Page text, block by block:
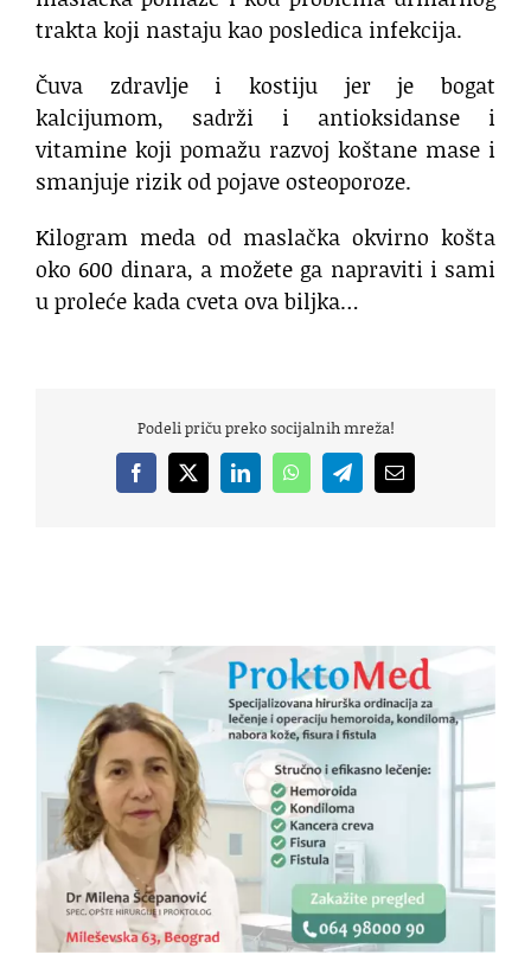
trakta koji nastaju kao posledica infekcija.
Čuva zdravlje i kostiju jer je bogat
kalcijumom, sadrži i antioksidanse i
vitamine koji pomažu razvoj koštane mase i
smanjuje rizik od pojave osteoporoze.
Kilogram meda od maslačka okvirno košta
oko 600 dinara, a možete ga napraviti i sami
u proleće kada cveta ova biljka…
Podeli priču preko socijalnih mreža!
Facebook
X LinkedInWhatsAppTelegramEmail